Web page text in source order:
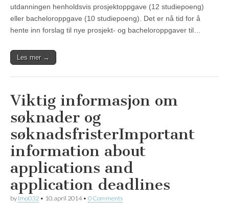
utdanningen henholdsvis prosjektoppgave (12 studiepoeng)
eller bacheloroppgave (10 studiepoeng). Det er nå tid for å
hente inn forslag til nye prosjekt- og bacheloroppgaver til…
Les mer →
Viktig informasjon om
søknader og
søknadsfristerImportant
information about
applications and
application deadlines
by lmo032 • 10. april 2014• 0 Comments